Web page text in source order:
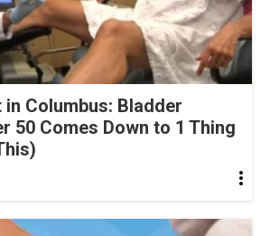
Columbus: Bladder
50 Comes Down to 1 Thing